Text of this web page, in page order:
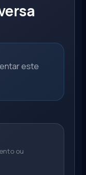
este
ou